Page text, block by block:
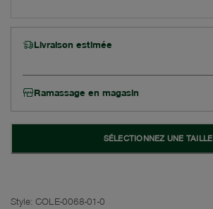
Livraison estimée
Ramassage en magasin
SÉLECTIONNEZ UNE TAILLE
Style: COLE-0068-01-0